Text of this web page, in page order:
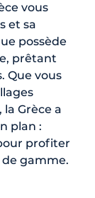
vous
et sa
possède
prêtant
Que vous
Grèce a
plan :
profiter
gamme.